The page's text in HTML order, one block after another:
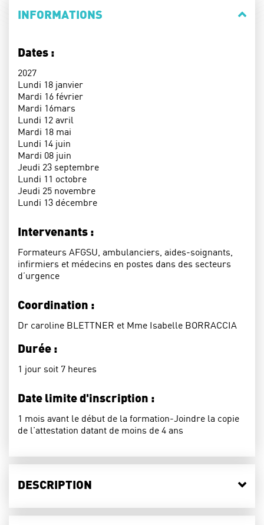
INFORMATIONS
Dates :
2027
Lundi 18 janvier
Mardi 16 février
Mardi 16mars
Lundi 12 avril
Mardi 18 mai
Lundi 14 juin
Mardi 08 juin
Jeudi 23 septembre
Lundi 11 octobre
Jeudi 25 novembre
Lundi 13 décembre
Intervenants :
Formateurs AFGSU, ambulanciers, aides-soignants,
infirmiers et médecins en postes dans des secteurs
d’urgence
Coordination :
Dr caroline BLETTNER et Mme Isabelle BORRACCIA
Durée :
1 jour soit 7 heures
Date limite d'inscription :
1 mois avant le début de la formation-Joindre la copie
de l'attestation datant de moins de 4 ans
DESCRIPTION